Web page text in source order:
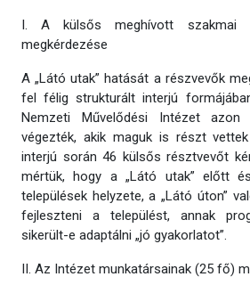
I. A külsős meghívott szakmai
megkérdezése
A „Látó utak” hatását a részvevők
fel félig strukturált interjú
Nemzeti Művelődési Intézet azon
végezték, akik maguk is részt
interjú során 46 külsős résztvevőt
mértük, hogy a „Látó utak” előtt
települések helyzete, a „Látó úton”
fejleszteni a települést, annak
sikerült-e adaptálni „jó gyakorlatot”.
II. Az Intézet munkatársainak (25 fő)